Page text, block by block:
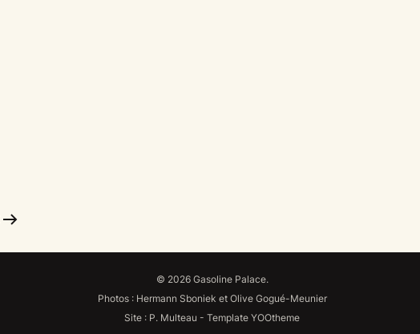
© 2026Gasoline Palace.
Photos : Hermann Sboniek et Olive Gogué-Meunier
Site : P. Multeau - Template YOOtheme